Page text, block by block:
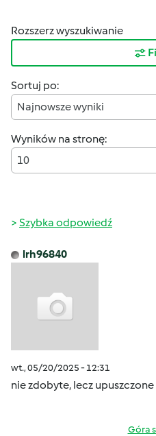
Rozszerz wyszukiwanie
Sortuj po:
Najnowsze wyniki
Wyników na stronę:
10
Szybka odpowiedź
lrh96840
wt., 05/20/2025 - 12:31
nie zdobyte, lecz upuszczone
Góra